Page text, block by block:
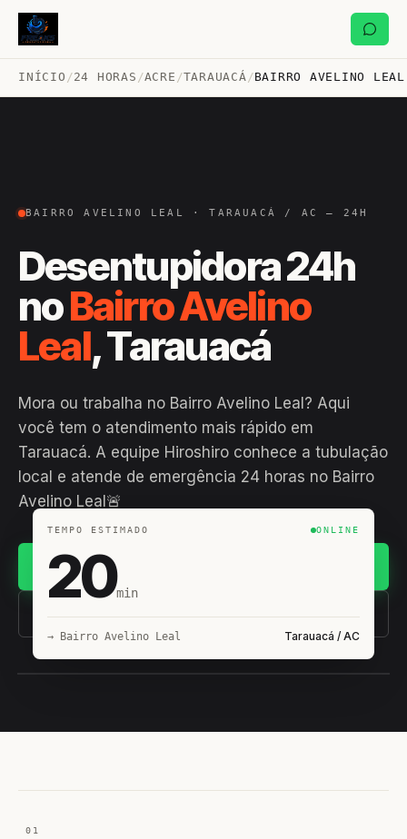
INÍCIO /24 HORAS /ACRE /TARAUACÁ /BAIRRO AVELINO LEAL
BAIRRO AVELINO LEAL · TARAUACÁ / AC — 24H
Desentupidora 24h
noBairro Avelino
Leal, Tarauacá
Mora ou trabalha no Bairro Avelino Leal? Aqui
você tem o atendimento mais rápido em
Tarauacá. A equipe Hiroshiro conhece a tubulação
local e atende de emergência 24 horas no Bairro
Avelino Leal🚨
(11) 93407-8838
TEMPO ESTIMADO ONLINE
20min
→ Bairro Avelino Leal Tarauacá / AC
01